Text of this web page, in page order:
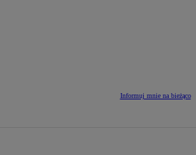
Informuj mnie na bieżąco